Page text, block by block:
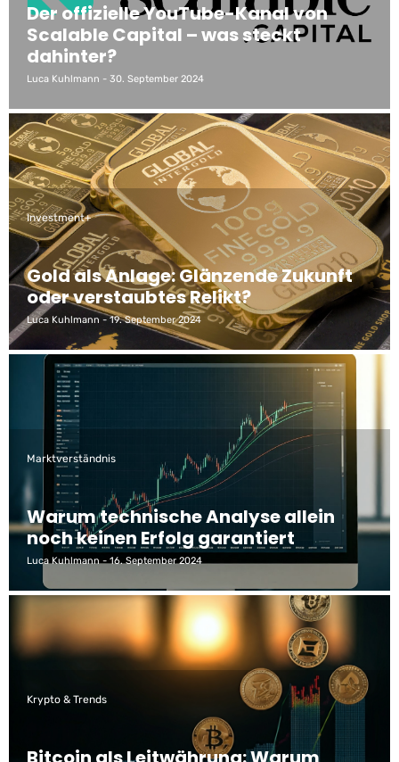
Der offizielle YouTube-Kanal von
Scalable Capital – was steckt
dahinter?
Luca Kuhlmann 30. September 2024
Investment+
Gold als Anlage: Glänzende Zukunft
oder verstaubtes Relikt?
Luca Kuhlmann 19. September 2024
Marktverständnis
Warum technische Analyse allein
noch keinen Erfolg garantiert
Luca Kuhlmann 16. September 2024
Krypto & Trends